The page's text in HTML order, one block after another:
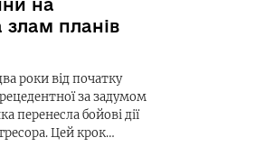
на
планів
роки від початку
за задумом
перенесла бойові дії
Цей крок…